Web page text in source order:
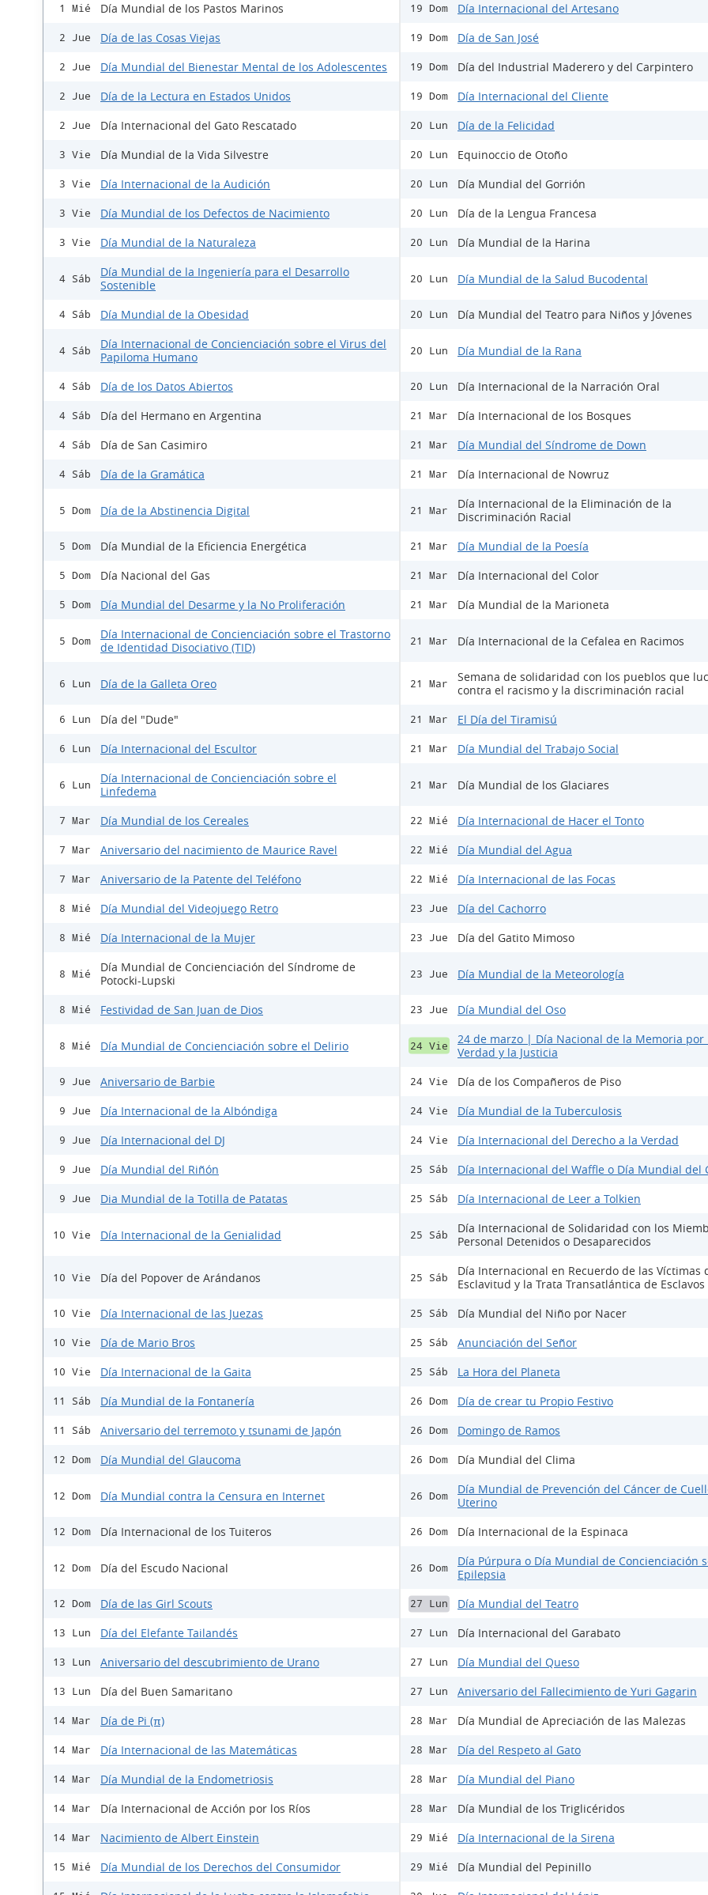
1 Mié Día Mundial de los Pastos Marinos
2 Jue Día de las Cosas Viejas
2 Jue Día Mundial del Bienestar Mental de los Adolescentes
2 Jue Día de la Lectura en Estados Unidos
2 Jue Día Internacional del Gato Rescatado
3 Vie Día Mundial de la Vida Silvestre
3 Vie Día Internacional de la Audición
3 Vie Día Mundial de los Defectos de Nacimiento
3 Vie Día Mundial de la Naturaleza
4 Sáb
Día Mundial de la Ingeniería para el Desarrollo
Sostenible
4 Sáb Día Mundial de la Obesidad
4 Sáb
Día Internacional de Concienciación sobre el Virus del
Papiloma Humano
4 Sáb Día de los Datos Abiertos
4 Sáb Día del Hermano en Argentina
4 Sáb Día de San Casimiro
4 Sáb Día de la Gramática
5 Dom Día de la Abstinencia Digital
5 Dom Día Mundial de la Eficiencia Energética
5 Dom Día Nacional del Gas
5 Dom Día Mundial del Desarme y la No Proliferación
5 Dom
Día Internacional de Concienciación sobre el Trastorno
de Identidad Disociativo (TID)
6 Lun Día de la Galleta Oreo
6 Lun Día del "Dude"
6 Lun Día Internacional del Escultor
6 Lun
Día Internacional de Concienciación sobre el
Linfedema
7 Mar Día Mundial de los Cereales
7 Mar Aniversario del nacimiento de Maurice Ravel
7 Mar Aniversario de la Patente del Teléfono
8 Mié Día Mundial del Videojuego Retro
8 Mié Día Internacional de la Mujer
8 Mié
Día Mundial de Concienciación del Síndrome de
Potocki-Lupski
8 Mié Festividad de San Juan de Dios
8 Mié Día Mundial de Concienciación sobre el Delirio
9 Jue Aniversario de Barbie
9 Jue Día Internacional de la Albóndiga
9 Jue Día Internacional del DJ
9 Jue Día Mundial del Riñón
9 Jue Dia Mundial de la Totilla de Patatas
10 Vie Día Internacional de la Genialidad
10 Vie Día del Popover de Arándanos
10 Vie Día Internacional de las Juezas
10 Vie Día de Mario Bros
10 Vie Día Internacional de la Gaita
11 Sáb Día Mundial de la Fontanería
11 Sáb Aniversario del terremoto y tsunami de Japón
12 Dom Día Mundial del Glaucoma
12 Dom Día Mundial contra la Censura en Internet
12 Dom Día Internacional de los Tuiteros
12 Dom Día del Escudo Nacional
12 Dom Día de las Girl Scouts
13 Lun Día del Elefante Tailandés
13 Lun Aniversario del descubrimiento de Urano
13 Lun Día del Buen Samaritano
14 Mar Día de Pi (π)
14 Mar Día Internacional de las Matemáticas
14 Mar Día Mundial de la Endometriosis
14 Mar Día Internacional de Acción por los Ríos
14 Mar Nacimiento de Albert Einstein
15 Mié Día Mundial de los Derechos del Consumidor
19 Dom Día Internacional del Artesano
19 Dom Día de San José
19 Dom Día del Industrial Maderero y del Carpintero
19 Dom Día Internacional del Cliente
20 Lun Día de la Felicidad
20 Lun Equinoccio de Otoño
20 Lun Día Mundial del Gorrión
20 Lun Día de la Lengua Francesa
20 Lun Día Mundial de la Harina
20 Lun Día Mundial de la Salud Bucodental
20 Lun Día Mundial del Teatro para Niños y Jóvenes
20 Lun Día Mundial de la Rana
20 Lun Día Internacional de la Narración Oral
21 Mar Día Internacional de los Bosques
21 Mar Día Mundial del Síndrome de Down
21 Mar Día Internacional de Nowruz
21 Mar
Día Internacional de la Eliminación de la
Discriminación Racial
21 Mar Día Mundial de la Poesía
21 Mar Día Internacional del Color
21 Mar Día Mundial de la Marioneta
21 Mar Día Internacional de la Cefalea en Racimos
21 Mar
Semana de solidaridad con los pueblos que
contra el racismo y la discriminación racial
21 Mar El Día del Tiramisú
21 Mar Día Mundial del Trabajo Social
21 Mar Día Mundial de los Glaciares
22 Mié Día Internacional de Hacer el Tonto
22 Mié Día Mundial del Agua
22 Mié Día Internacional de las Focas
23 Jue Día del Cachorro
23 Jue Día del Gatito Mimoso
23 Jue Día Mundial de la Meteorología
23 Jue Día Mundial del Oso
24 Vie
24 de marzo | Día Nacional de la Memoria por
Verdad y la Justicia
24 Vie Día de los Compañeros de Piso
24 Vie Día Mundial de la Tuberculosis
24 Vie Día Internacional del Derecho a la Verdad
25 Sáb Día Internacional del Waffle o Día Mundial del
25 Sáb Día Internacional de Leer a Tolkien
25 Sáb
Día Internacional de Solidaridad con los
Personal Detenidos o Desaparecidos
25 Sáb
Día Internacional en Recuerdo de las Víctimas
Esclavitud y la Trata Transatlántica de Esclavos
25 Sáb Día Mundial del Niño por Nacer
25 Sáb Anunciación del Señor
25 Sáb La Hora del Planeta
26 Dom Día de crear tu Propio Festivo
26 Dom Domingo de Ramos
26 Dom Día Mundial del Clima
26 Dom
Día Mundial de Prevención del Cáncer de
Uterino
26 Dom Día Internacional de la Espinaca
26 Dom
Día Púrpura o Día Mundial de Concienciación
Epilepsia
27 Lun Día Mundial del Teatro
27 Lun Día Internacional del Garabato
27 Lun Día Mundial del Queso
27 Lun Aniversario del Fallecimiento de Yuri Gagarin
28 Mar Día Mundial de Apreciación de las Malezas
28 Mar Día del Respeto al Gato
28 Mar Día Mundial del Piano
28 Mar Día Mundial de los Triglicéridos
29 Mié Día Internacional de la Sirena
29 Mié Día Mundial del Pepinillo